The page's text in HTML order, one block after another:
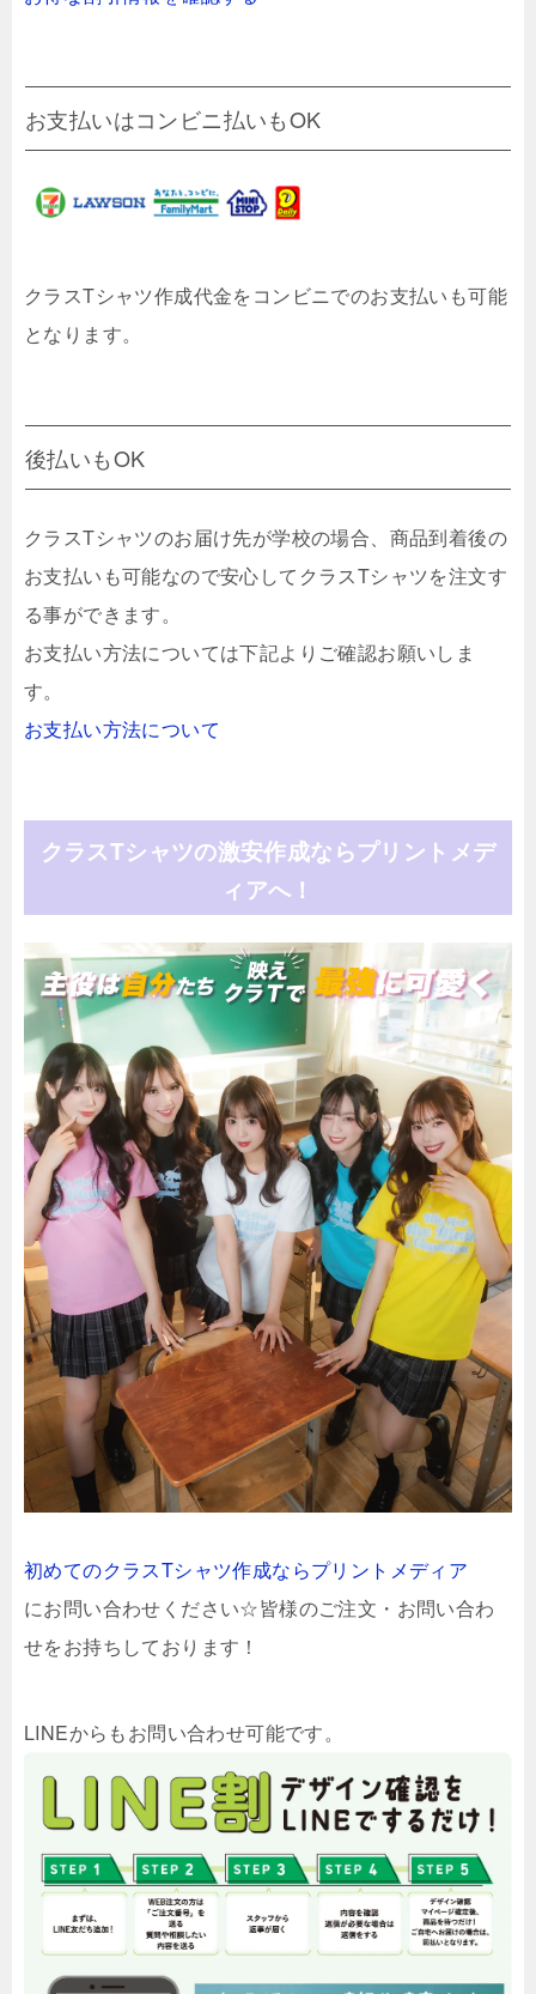
お支払いはコンビニ払いもOK
クラスTシャツ作成代金をコンビニでのお支払いも可能
となります。
後払いもOK
クラスTシャツのお届け先が学校の場合、商品到着後の
お支払いも可能なので安心してクラスTシャツを注文す
る事ができます。
お支払い方法については下記よりご確認お願いしま
す。
お支払い方法について
クラスTシャツの激安作成ならプリントメデ
ィアへ！
初めてのクラスTシャツ作成ならプリントメディア
にお問い合わせください☆皆様のご注文・お問い合わ
せをお持ちしております！
LINEからもお問い合わせ可能です。